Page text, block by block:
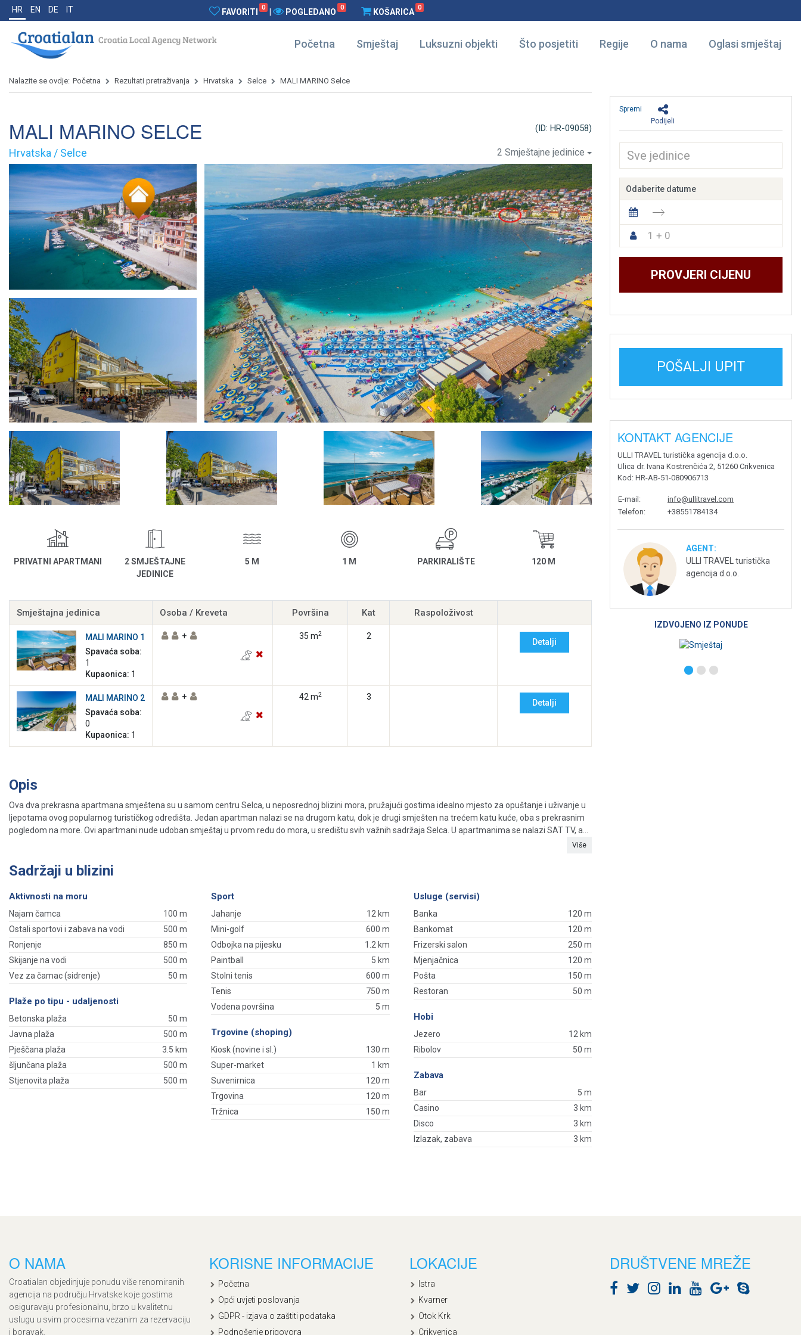
HR EN DE IT FAVORITI 0 POGLEDANO 0 KOŠARICA 0
Početna Smještaj Luksuzni objekti Što posjetiti Regije O nama Oglasi smještaj
Nalazite se ovdje: Početna Rezultati pretraživanja Hrvatska Selce MALI MARINO Selce
MALI MARINO SELCE (ID: HR-09058)
Hrvatska / Selce 2 Smještajne jedinice
PRIVATNI APARTMANI
2 SMJEŠTAJNE
JEDINICE
5 M 1 M PARKIRALIŠTE 120 M
Smještajna jedinica Osoba / Kreveta Površina Kat Raspoloživost
MALI MARINO 1
Spavaća soba:
1
Kupaonica: 1
+ 35 m2 2
Detalji
MALI MARINO 2
Spavaća soba:
0
Kupaonica: 1
+ 42 m2 3
Detalji
Opis
Ova dva prekrasna apartmana smještena su u samom centru Selca, u neposrednoj blizini mora, pružajući gostima idealno mjesto za opuštanje i uživanje u
ljepotama ovog popularnog turističkog odredišta. Jedan apartman nalazi se na drugom katu, dok je drugi smješten na trećem katu kuće, oba s prekrasnim
pogledom na more. Ovi apartmani nude udoban smještaj u prvom redu do mora, u središtu svih važnih sadržaja Selca. U apartmanima se nalazi SAT TV, a...
Više
Sadržaji u blizini
Aktivnosti na moru
Najam čamca
100 m
Ostali sportovi i zabava na vodi
500 m
Ronjenje
850 m
Skijanje na vodi
500 m
Vez za čamac (sidrenje)
50 m
Plaže po tipu - udaljenosti
Betonska plaža
50 m
Javna plaža
500 m
Pješčana plaža
3.5 km
šljunčana plaža
500 m
Stjenovita plaža
500 m
Sport
Jahanje
12 km
Mini-golf
600 m
Odbojka na pijesku
1.2 km
Paintball
5 km
Stolni tenis
600 m
Tenis
750 m
Vodena površina
5 m
Trgovine (shoping)
Kiosk (novine i sl.)
130 m
Super-market
1 km
Suvenirnica
120 m
Trgovina
120 m
Tržnica
150 m
Usluge (servisi)
Banka
120 m
Bankomat
120 m
Frizerski salon
250 m
Mjenjačnica
120 m
Pošta
150 m
Restoran
50 m
Hobi
Jezero
12 km
Ribolov
50 m
Zabava
Bar
5 m
Casino
3 km
Disco
3 km
Izlazak, zabava
3 km
Podijeli
Spremi
Odaberite datume
1 + 0
PROVJERI CIJENU
POŠALJI UPIT
KONTAKT AGENCIJE
ULLI TRAVEL turistička agencija d.o.o.
Ulica dr. Ivana Kostrenčića 2, 51260 Crikvenica
Kod: HR-AB-51-080906713
E-mail:
info@ullitravel.com
Telefon: +38551784134
AGENT:
ULLI TRAVEL turistička
agencija d.o.o.
IZDVOJENO IZ PONUDE
O NAMA
Croatialan objedinjuje ponudu više renomiranih
agencija na području Hrvatske koje gostima
osiguravaju profesionalnu, brzo u kvalitetnu
uslugu u svim procesima vezanim za rezervaciju
i boravak.
KORISNE INFORMACIJE
Početna
Opći uvjeti poslovanja
GDPR - izjava o zaštiti podataka
Podnošenje prigovora
LOKACIJE
Istra
Kvarner
Otok Krk
Crikvenica
DRUŠTVENE MREŽE